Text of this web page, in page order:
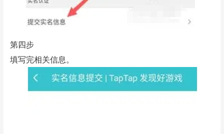
第四步
填写完相关信息。